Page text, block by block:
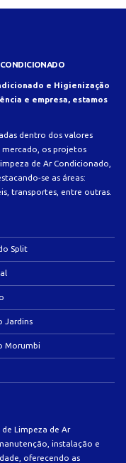
CONDICIONADO
e Higienização
e empresa, estamos
dentro dos valores
os projetos
de Ar Condicionado,
se as áreas:
transportes, entre outras.
Split
Jardins
Morumbi
Limpeza de Ar
instalação e
oferecendo as